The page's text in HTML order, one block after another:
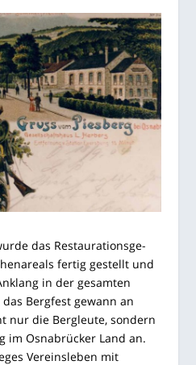
das Restau­ra­ti­ons­ge­
fer­tig gestellt und
in der gesam­ten
Berg­fest gewann an
nur die Berg­leu­te, son­dern
im Osna­brü­cker Land an.
Ver­eins­le­ben mit